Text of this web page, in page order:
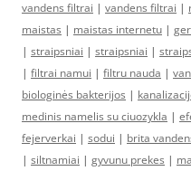
vandens filtrai | vandens filtrai |
maistas | maistas internetu |
| straipsniai | straipsniai |
| filtrai namui | filtru nauda |
biologinės bakterijos |
medinis namelis su ciuozykla |
fejerverkai | sodui | brita
| siltnamiai | gyvunu prekes |